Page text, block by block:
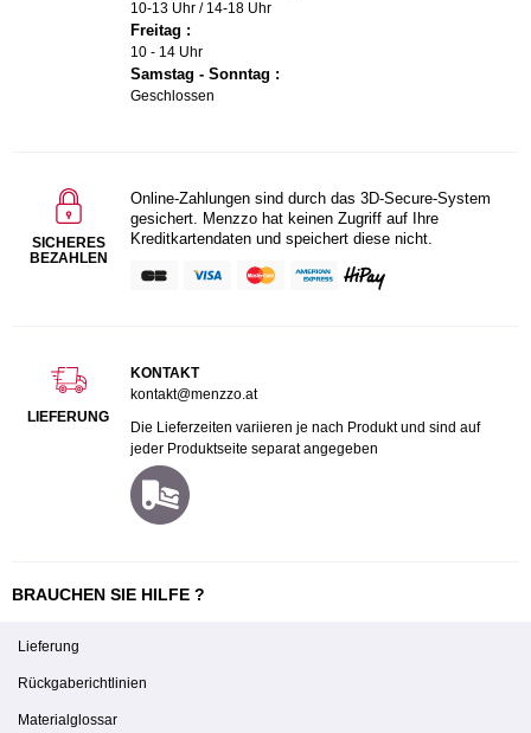
10-13 Uhr / 14-18 Uhr
Freitag :
10 - 14 Uhr
Samstag - Sonntag :
Geschlossen
SICHERES
BEZAHLEN
Online-Zahlungen sind durch das 3D-Secure-System
gesichert. Menzzo hat keinen Zugriff auf Ihre
Kreditkartendaten und speichert diese nicht.
LIEFERUNG
KONTAKT
kontakt@menzzo.at
Die Lieferzeiten variieren je nach Produkt und sind auf
jeder Produktseite separat angegeben
BRAUCHEN SIE HILFE ?
Lieferung
Rückgaberichtlinien
Materialglossar